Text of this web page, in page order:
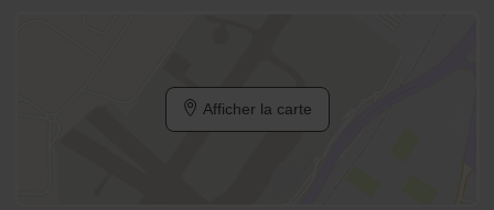
Afficher la carte